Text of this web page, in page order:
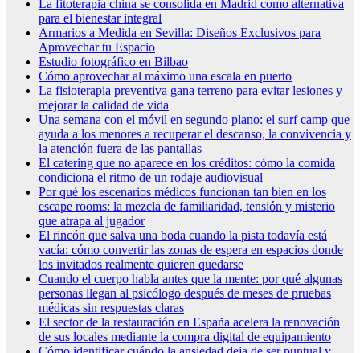
La fitoterapia china se consolida en Madrid como alternativa
para el bienestar integral
Armarios a Medida en Sevilla: Diseños Exclusivos para
Aprovechar tu Espacio
Estudio fotográfico en Bilbao
Cómo aprovechar al máximo una escala en puerto
La fisioterapia preventiva gana terreno para evitar lesiones y
mejorar la calidad de vida
Una semana con el móvil en segundo plano: el surf camp que
ayuda a los menores a recuperar el descanso, la convivencia y
la atención fuera de las pantallas
El catering que no aparece en los créditos: cómo la comida
condiciona el ritmo de un rodaje audiovisual
Por qué los escenarios médicos funcionan tan bien en los
escape rooms: la mezcla de familiaridad, tensión y misterio
que atrapa al jugador
El rincón que salva una boda cuando la pista todavía está
vacía: cómo convertir las zonas de espera en espacios donde
los invitados realmente quieren quedarse
Cuando el cuerpo habla antes que la mente: por qué algunas
personas llegan al psicólogo después de meses de pruebas
médicas sin respuestas claras
El sector de la restauración en España acelera la renovación
de sus locales mediante la compra digital de equipamiento